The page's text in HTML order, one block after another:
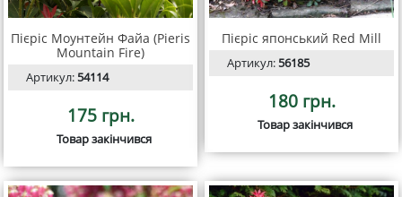
Пієріс Моунтейн Файа (Pieris
Mountain Fire)
Артикул:54114
175 грн.
Товар закінчився
Пієріс японський Red Mill
Артикул:56185
180 грн.
Товар закінчився